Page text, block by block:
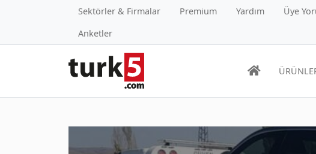
Sektörler & Firmalar Premium Yardım
Üye
Anketler